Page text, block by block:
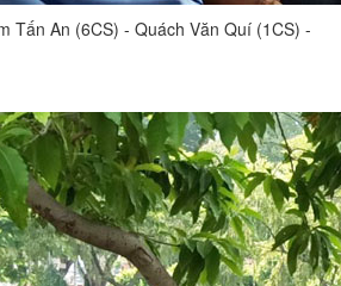
Tấn An (6CS) - Quách Văn Quí (1CS) -